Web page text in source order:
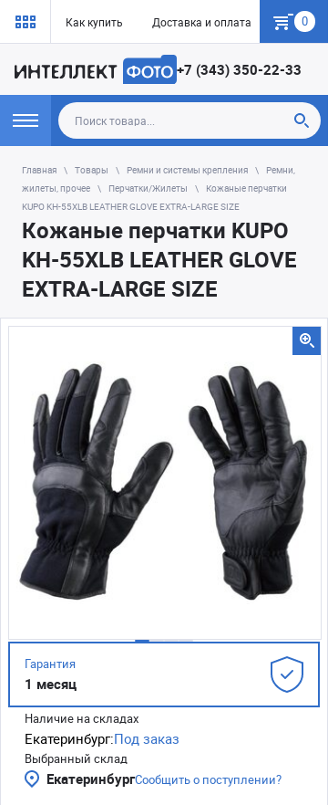
Как купить Доставка и оплата Гарантия
0
+7 (343) 350-22-33
Главная Товары Ремни и системы крепления
Ремни,
жилеты, прочее
Перчатки/Жилеты
Кожаные перчатки
KUPO KH-55XLB LEATHER GLOVE EXTRA-LARGE SIZE
Кожаные перчатки KUPO
KH-55XLB LEATHER GLOVE
EXTRA-LARGE SIZE
Гарантия
1 месяц
Наличие на складах
Екатеринбург:Под заказ
Выбранный склад
ЕкатеринбургСообщить о поступлении?